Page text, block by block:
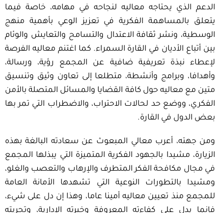
الدعم الذي يحتاجه معاليه لنجاحه في مهامه، خاصة فيما
يتعلق بالمساهمة الفكرية في تعزيز الوعي بأهمية منهج
الوسطية، ونشر ثقافة الاعتدال والتسامح والتعايش والوئام
بين أتباع الأديان في القارة السمراء. كما اغتنم معاليه الفرصة
لإعطاء نبذة تعريفية ضافية عن المجمع رؤية، ورسالة،
وأهدافا، وبرامج وأنشطة، متطلعا إلى تعاون وثيق وتنسيق
متين مع معاليه حول كافة القضايا والمسائل المتصلة بالأمن
الفكري، ووضع حد لحالات الاحتراب، والاضطراب التي تمر بها
بعض الدول في القارة.
ومن جهته، أعرب معالي المبعوث عن سعادته البالغة بهذه
الزيارة، مشيدا بالجهود الفكرية المتميزة التي يبذلها المجمع
في مجال مكافحة الفكر المتطرف والإرهاب والتعصب والغلو،
ومشيدا بالتطورات النوعية التي تشهدها الأمانة العامة
للمجمع منذ تعيين معاليه أمينا عاما، وهذا إن دل على شيء،
فإنما يدل على كفاءته المعروفة وخبرته الإدارية، وتجربته